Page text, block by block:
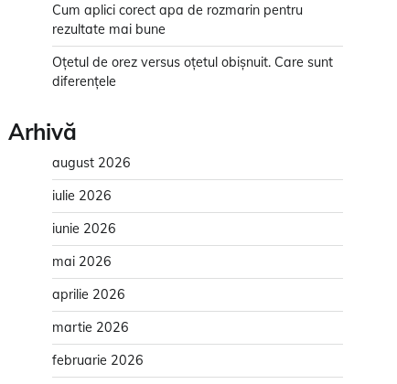
Cum aplici corect apa de rozmarin pentru
rezultate mai bune
Oțetul de orez versus oțetul obișnuit. Care sunt
diferențele
Arhivă
august 2026
iulie 2026
iunie 2026
mai 2026
aprilie 2026
martie 2026
februarie 2026